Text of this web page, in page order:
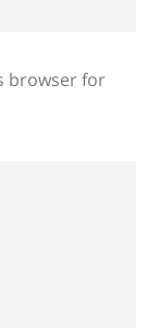
browser for